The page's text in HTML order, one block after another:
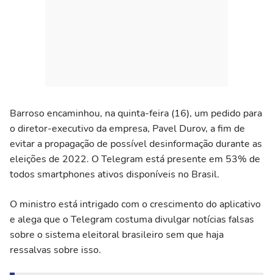
Barroso encaminhou, na quinta-feira (16), um pedido para
o diretor-executivo da empresa, Pavel Durov, a fim de
evitar a propagação de possível desinformação durante as
eleições de 2022. O Telegram está presente em 53% de
todos smartphones ativos disponíveis no Brasil.
O ministro está intrigado com o crescimento do aplicativo
e alega que o Telegram costuma divulgar notícias falsas
sobre o sistema eleitoral brasileiro sem que haja
ressalvas sobre isso.